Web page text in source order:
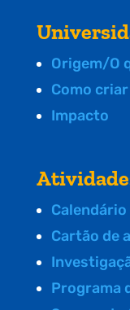
Origem/O
Como criar
Impacto
Calendário
Cartão de
Programa